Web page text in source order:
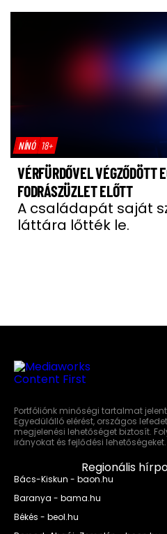
NÍNÓ 18+
VÉRFÜRDŐVEL VÉGZŐDÖTT
FODRÁSZÜZLET ELŐTT
A családapát saját
láttára lőtték le.
Portfóliónk minőségi tartalmat
Egyedülálló elérést, országos
megjelenési lehetőséget biztosít.
irányokat és fejlődési
Regionális
Bács-Kiskun - baon.hu
Baranya - bama.hu
Békés - beol.hu